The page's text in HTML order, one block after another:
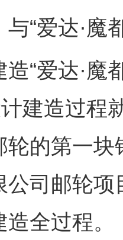
“爱达·魔
爱达·魔都
计建造过程
轮的第一
公司邮轮
全过程。